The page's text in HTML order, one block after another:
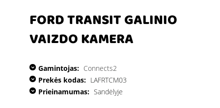
FORD TRANSIT GALINIO
VAIZDO KAMERA
Gamintojas: Connects2
Prekės kodas: LAFRTCM03
Prieinamumas: Sandėlyje